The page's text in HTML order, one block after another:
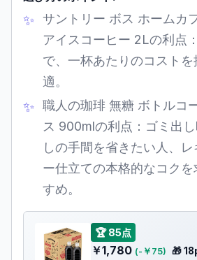
サントリー ボス ホームカ
アイスコーヒー 2Lの利点
で、一杯あたりのコスト
適。
職人の珈琲 無糖 ボトルコ
ス 900mlの利点：ゴミ出
しの手間を省きたい人、
ー仕立ての本格的なコク
すめ。
🏆 85点
￥1,780 (-￥75) 🎁